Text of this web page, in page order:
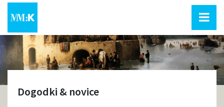
Dogodki & novice